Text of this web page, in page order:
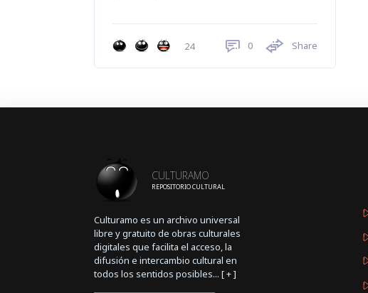
24 0 Share
CULTURAMO
REPOSITORIO CULTURAL
Culturamo es un archivo universal
libre y gratuito de obras culturales
digitales que facilita el acceso, la
difusión e intercambio cultural en
todos los sentidos posibles... [+]